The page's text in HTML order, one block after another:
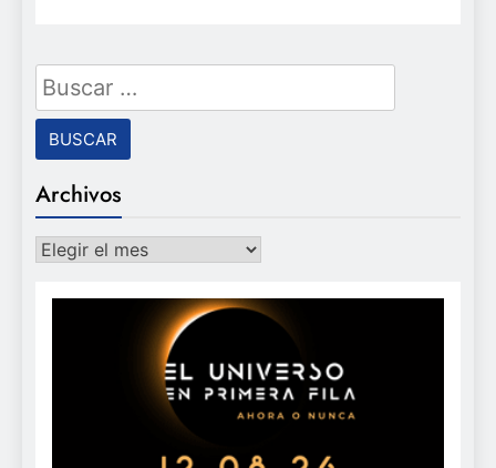
Buscar:
Archivos
Archivos